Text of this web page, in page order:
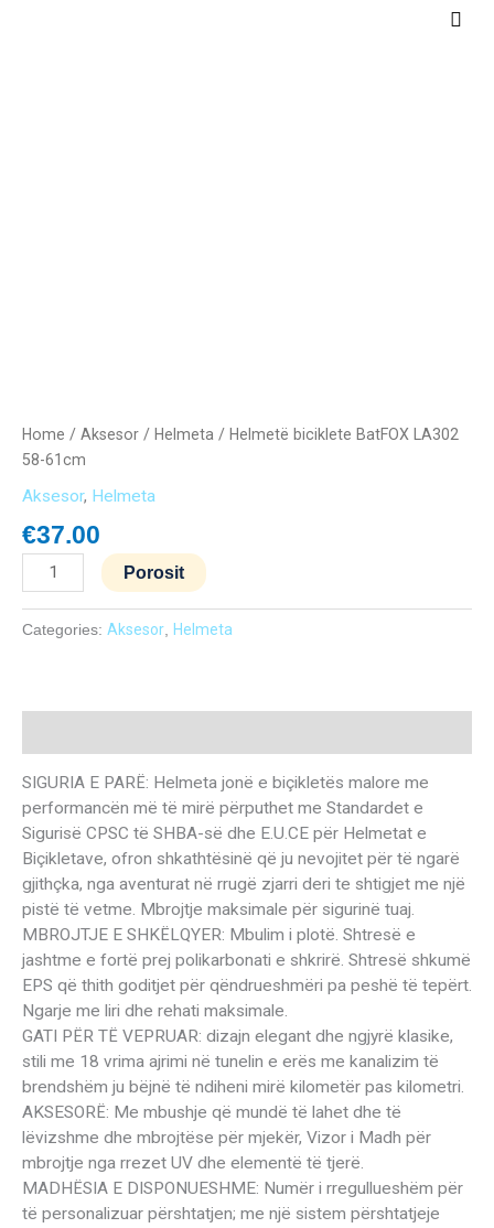
Main
Home / Aksesor / Helmeta / Helmetë biciklete BatFOX LA302
58-61cm
Aksesor, Helmeta
€37.00
Porosit
Categories: Aksesor Helmeta
SIGURIA E PARË: Helmeta jonë e biçikletës malore me
performancën më të mirë përputhet me Standardet e
Sigurisë CPSC të SHBA-së dhe E.U.CE për Helmetat e
Biçikletave, ofron shkathtësinë që ju nevojitet për të ngarë
gjithçka, nga aventurat në rrugë zjarri deri te shtigjet me një
pistë të vetme. Mbrojtje maksimale për sigurinë tuaj.
MBROJTJE E SHKËLQYER: Mbulim i plotë. Shtresë e
jashtme e fortë prej polikarbonati e shkrirë. Shtresë shkumë
EPS që thith goditjet për qëndrueshmëri pa peshë të tepërt.
Ngarje me liri dhe rehati maksimale.
GATI PËR TË VEPRUAR: dizajn elegant dhe ngjyrë klasike,
stili me 18 vrima ajrimi në tunelin e erës me kanalizim të
brendshëm ju bëjnë të ndiheni mirë kilometër pas kilometri.
AKSESORË: Me mbushje që mundë të lahet dhe të
lëvizshme dhe mbrojtëse për mjekër, Vizor i Madh për
mbrojtje nga rrezet UV dhe elementë të tjerë.
MADHËSIA E DISPONUESHME: Numër i rregullueshëm për
të personalizuar përshtatjen; ​​me një sistem përshtatjeje